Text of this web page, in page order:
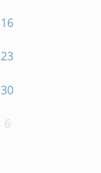
16
23
30
6